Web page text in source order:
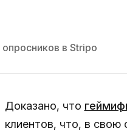
в Stripo
Доказано, что
клиентов, что, в свою